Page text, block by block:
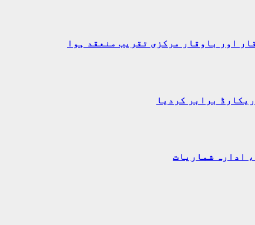
اور باوقار مرکزی تقریب منعقد ہوا
برابر کردیا